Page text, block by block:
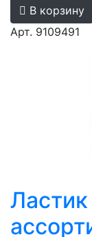
В корзину
Арт. 9109491